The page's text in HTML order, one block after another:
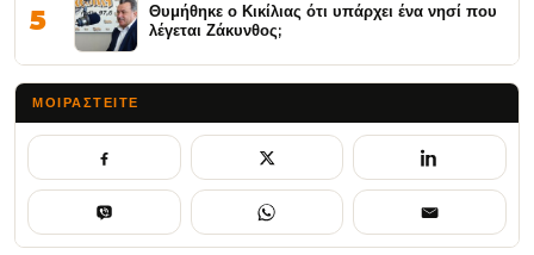
5
Θυμήθηκε ο Κικίλιας ότι υπάρχει ένα νησί που
λέγεται Ζάκυνθος;
ΜΟΙΡΑΣΤΕΊΤΕ